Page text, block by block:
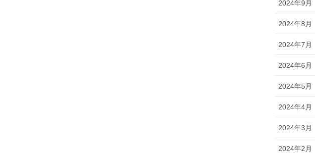
2024年9月
2024年8月
2024年7月
2024年6月
2024年5月
2024年4月
2024年3月
2024年2月